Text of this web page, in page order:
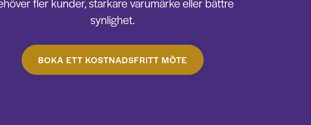
synlighet.
BOKA ETT KOSTNADSFRITT MÖTE